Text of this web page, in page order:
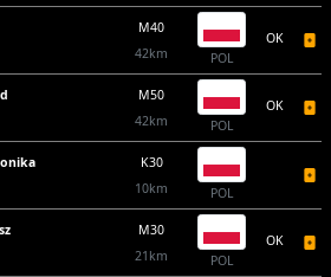
M40
42km
POL
OK
M50
42km
POL
OK
K30
10km
POL
M30
21km
POL
OK